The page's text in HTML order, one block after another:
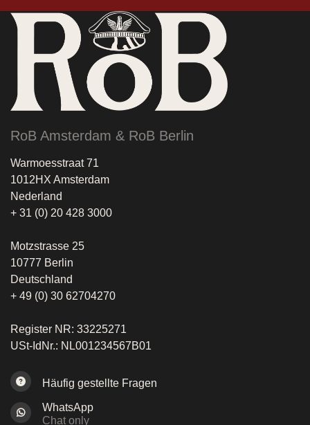
RoB Amsterdam & RoB Berlin
Warmoesstraat 71
1012HX Amsterdam
Nederland
+ 31 (0) 20 428 3000
Motzstrasse 25
10777 Berlin
Deutschland
+ 49 (0) 30 62704270
Register NR: 33225271
USt-IdNr.: NL001234567B01
Häufig gestellte Fragen
WhatsApp
Chat only